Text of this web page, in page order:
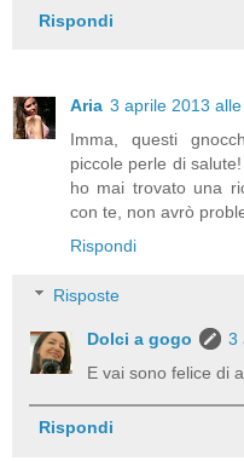
Rispondi
Aria 3 aprile 2013
Imma, questi
piccole perle di
ho mai trovato una
con te, non avrò
Rispondi
Risposte
Dolci a gogo
3
E vai sono felice di
Rispondi